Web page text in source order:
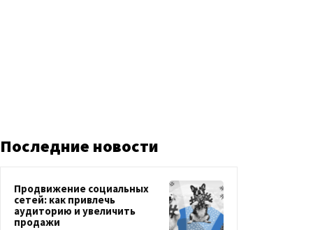
Последние новости
Продвижение социальных
сетей: как привлечь
аудиторию и увеличить
продажи